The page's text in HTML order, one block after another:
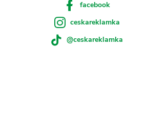
facebook
ceskareklamka
@ceskareklamka